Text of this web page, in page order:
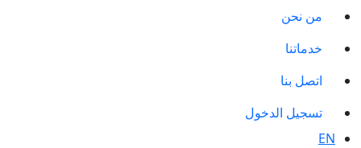
من نحن
خدماتنا
اتصل بنا
تسجيل الدخول
EN